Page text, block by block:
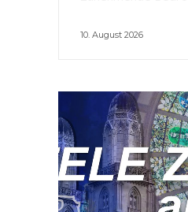
10. August 2026